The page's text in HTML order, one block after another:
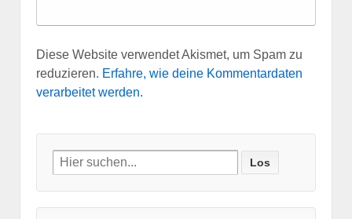
Diese Website verwendet Akismet, um Spam zu
reduzieren. Erfahre, wie deine Kommentardaten
verarbeitet werden.
Search
for: